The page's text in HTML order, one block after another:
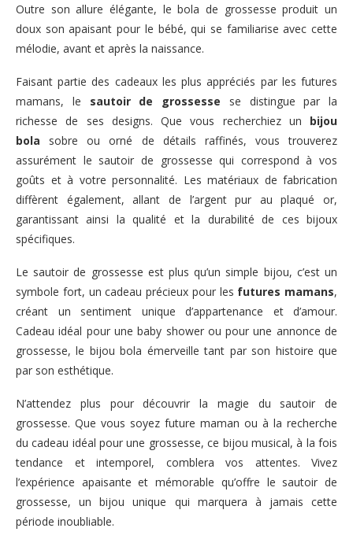
Outre son allure élégante, le bola de grossesse produit un
doux son apaisant pour le bébé, qui se familiarise avec cette
mélodie, avant et après la naissance.
Faisant partie des cadeaux les plus appréciés par les futures
mamans, le sautoir de grossesse se distingue par la
richesse de ses designs. Que vous recherchiez un bijou
bola sobre ou orné de détails raffinés, vous trouverez
assurément le sautoir de grossesse qui correspond à vos
goûts et à votre personnalité. Les matériaux de fabrication
diffèrent également, allant de l’argent pur au plaqué or,
garantissant ainsi la qualité et la durabilité de ces bijoux
spécifiques.
Le sautoir de grossesse est plus qu’un simple bijou, c’est un
symbole fort, un cadeau précieux pour les futures mamans,
créant un sentiment unique d’appartenance et d’amour.
Cadeau idéal pour une baby shower ou pour une annonce de
grossesse, le bijou bola émerveille tant par son histoire que
par son esthétique.
N’attendez plus pour découvrir la magie du sautoir de
grossesse. Que vous soyez future maman ou à la recherche
du cadeau idéal pour une grossesse, ce bijou musical, à la fois
tendance et intemporel, comblera vos attentes. Vivez
l’expérience apaisante et mémorable qu’offre le sautoir de
grossesse, un bijou unique qui marquera à jamais cette
période inoubliable.